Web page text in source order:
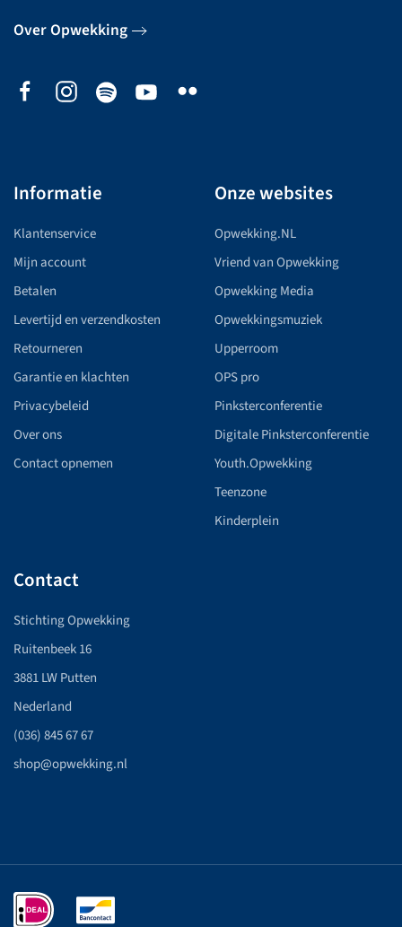
Over Opwekking
Informatie
Klantenservice
Mijn account
Betalen
Levertijd en verzendkosten
Retourneren
Garantie en klachten
Privacybeleid
Over ons
Contact opnemen
Onze websites
Opwekking.NL
Vriend van Opwekking
Opwekking Media
Opwekkingsmuziek
Upperroom
OPS pro
Pinksterconferentie
Digitale Pinksterconferentie
Youth.Opwekking
Teenzone
Kinderplein
Contact
Stichting Opwekking
Ruitenbeek 16
3881 LW Putten
Nederland
(036) 845 67 67
shop@opwekking.nl